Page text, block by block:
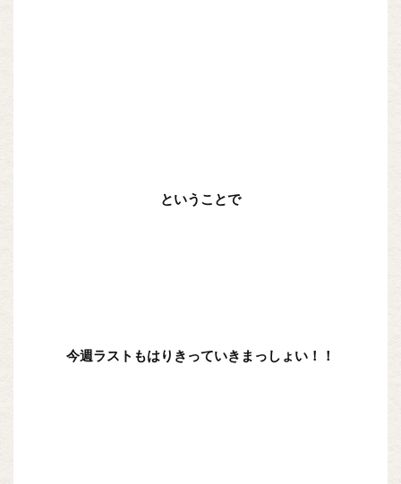
ということで
今週ラストもはりきっていきまっしょい！！